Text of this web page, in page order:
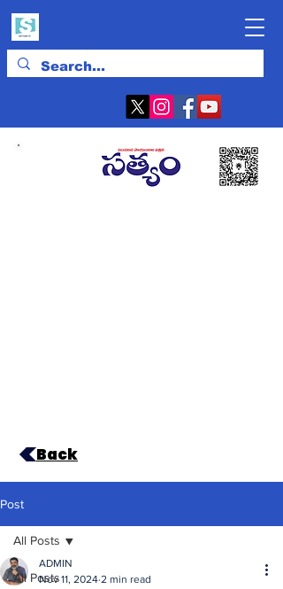
Back
Post
All Posts
All Posts
ADMIN
Nov 11, 2024 2 min read